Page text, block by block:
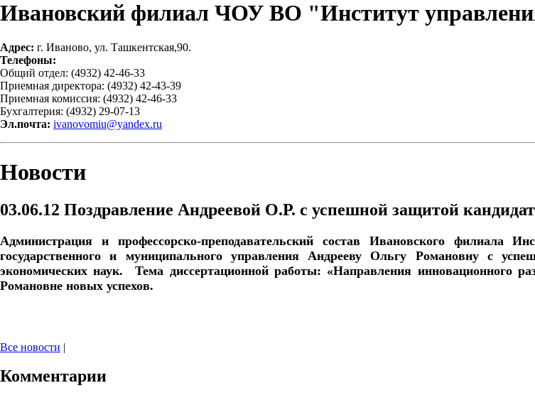
Ивановский филиал ЧОУ ВО "Институт
Адрес: г. Иваново, ул. Ташкентская,90.
Телефоны:
Общий отдел: (4932) 42-46-33
Приемная директора: (4932) 42-43-39
Приемная комиссия: (4932) 42-46-33
Бухгалтерия: (4932) 29-07-13
Эл.почта: ivanovomiu@yandex.ru
Новости
03.06.12 Поздравление Андреевой О.Р. с успешной защитой
Администрация и профессорско-преподавательский состав Ивановского филиала
государственного и муниципального управления Андрееву Ольгу Романовну с
экономических наук.
Тема диссертационной работы: «Направления инновационного
Романовне новых успехов.
Все новости |
Комментарии